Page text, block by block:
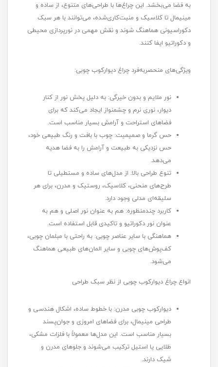
به فضا می‌بخشد. این چراغ‌ها با طراحی‌های متنوع، از ساده و
مینیمال تا کلاسیک و منبت‌کاری‌شده، می‌توانند با هر سبک
دکوراسیونی هماهنگ شوند و نقش مهمی در نورپردازی محیطی
و دکوراتیو ایفا کنند.
ویژگی‌های منحصربه‌فرد چراغ دیوارکوب چوبی:
نور ملایم و بدون خیرگی: به دلیل پخش نور از کنار
دیوار، نوری نرم و چشمنواز ایجاد می‌کند که برای
فضاهای استراحت و آرامش بسیار مناسب است.
حس گرما و صمیمیت: چوب با بافت و رنگ طبیعی خود،
حس نزدیکی به طبیعت و آرامش را به فضا هدیه
می‌دهد.
تنوع طراحی بالا: از مدل‌های ساده و مستطیلی تا
طرح‌های منحنی، کلاسیک، روستیک و مدرن، برای هر
سلیقه‌ای مدلی وجود دارد.
کاربرد چندمنظوره: هم به عنوان نور اصلی و هم به
عنوان نور دکوراتیو و تاکیدی قابل استفاده است.
هماهنگی با سایر عناصر چوبی: به راحتی با مبلمان چوبی،
کف‌پوش‌های چوبی و سایر المان‌های طبیعی هماهنگ
می‌شود.
انواع چراغ دیوارکوب چوبی از نظر سبک طراحی
دیوارکوب چوبی مدرن: با خطوط ساده، اشکال هندسی و
طراحی مینیمال، برای فضاهای امروزی و جوان‌پسند
بسیار مناسب است. این مدل‌ها معمولاً با فلزات مشکی،
طلایی یا استیل ترکیب می‌شوند و جلوهای مدرن و
شیک دارند.